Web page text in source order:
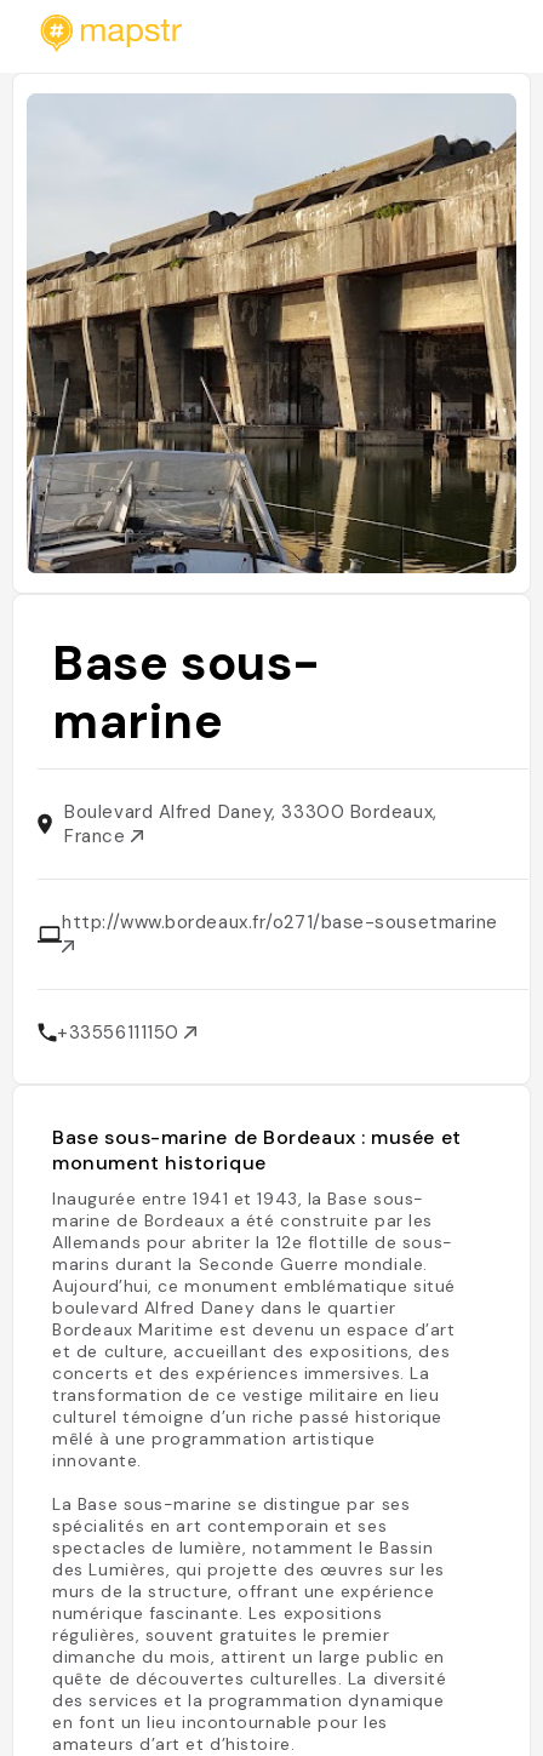
Base sous-
marine
Boulevard Alfred Daney, 33300 Bordeaux,
France
http://www.bordeaux.fr/o271/base-sousetmarine
+33556111150
Base sous-marine de Bordeaux : musée et
monument historique
Inaugurée entre 1941 et 1943, la Base sous-
marine de Bordeaux a été construite par les
Allemands pour abriter la 12e flottille de sous-
marins durant la Seconde Guerre mondiale.
Aujourd’hui, ce monument emblématique situé
boulevard Alfred Daney dans le quartier
Bordeaux Maritime est devenu un espace d’art
et de culture, accueillant des expositions, des
concerts et des expériences immersives. La
transformation de ce vestige militaire en lieu
culturel témoigne d’un riche passé historique
mêlé à une programmation artistique
innovante.
La Base sous-marine se distingue par ses
spécialités en art contemporain et ses
spectacles de lumière, notamment le Bassin
des Lumières, qui projette des œuvres sur les
murs de la structure, offrant une expérience
numérique fascinante. Les expositions
régulières, souvent gratuites le premier
dimanche du mois, attirent un large public en
quête de découvertes culturelles. La diversité
des services et la programmation dynamique
en font un lieu incontournable pour les
amateurs d’art et d’histoire.